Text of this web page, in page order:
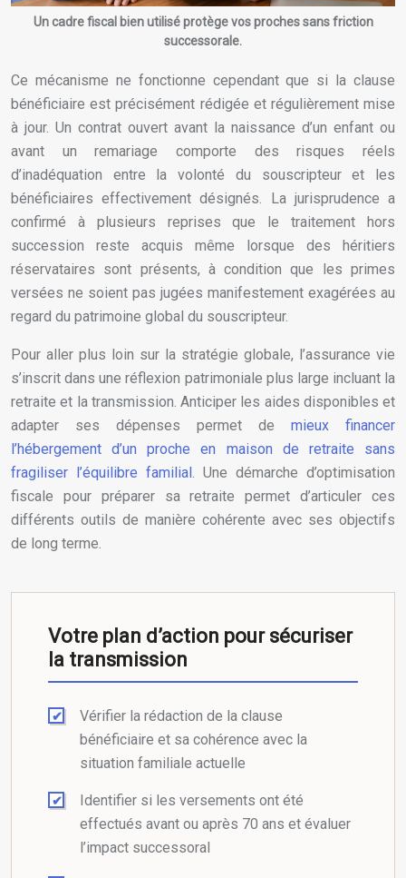
Un cadre fiscal bien utilisé protège vos proches sans friction
successorale.
Ce mécanisme ne fonctionne cependant que si la clause
bénéficiaire est précisément rédigée et régulièrement mise
à jour. Un contrat ouvert avant la naissance d’un enfant ou
avant un remariage comporte des risques réels
d’inadéquation entre la volonté du souscripteur et les
bénéficiaires effectivement désignés. La jurisprudence a
confirmé à plusieurs reprises que le traitement hors
succession reste acquis même lorsque des héritiers
réservataires sont présents, à condition que les primes
versées ne soient pas jugées manifestement exagérées au
regard du patrimoine global du souscripteur.
Pour aller plus loin sur la stratégie globale, l’assurance vie
s’inscrit dans une réflexion patrimoniale plus large incluant la
retraite et la transmission. Anticiper les aides disponibles et
adapter ses dépenses permet de mieux financer
l’hébergement d’un proche en maison de retraite sans
fragiliser l’équilibre familial . Une démarche d’optimisation
fiscale pour préparer sa retraite permet d’articuler ces
différents outils de manière cohérente avec ses objectifs
de long terme.
Votre plan d’action pour sécuriser
la transmission
Vérifier la rédaction de la clause
bénéficiaire et sa cohérence avec la
situation familiale actuelle
Identifier si les versements ont été
effectués avant ou après 70 ans et évaluer
l’impact successoral